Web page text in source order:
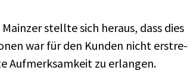
stell­te sich her­aus, dass dies
war für den Kun­den nicht er­stre­
Auf­merk­sam­keit zu er­lan­gen.